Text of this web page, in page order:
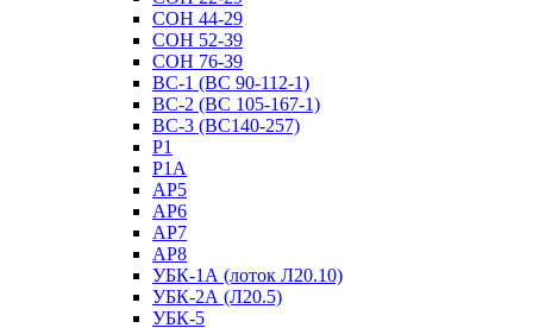
СОН 44-29
СОН 52-39
СОН 76-39
ВС-1 (ВС 90-112-1)
ВС-2 (ВС 105-167-1)
ВС-3 (ВС140-257)
Р1
Р1А
АР5
АР6
АР7
АР8
УБК-1А (лоток Л20.10)
УБК-2А (Л20.5)
УБК-5